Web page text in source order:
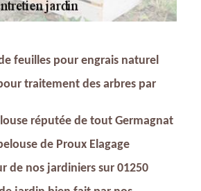
feuilles pour engrais naturel
traitement des arbres par
réputée de tout Germagnat
de Proux Elagage
de nos jardiniers sur 01250